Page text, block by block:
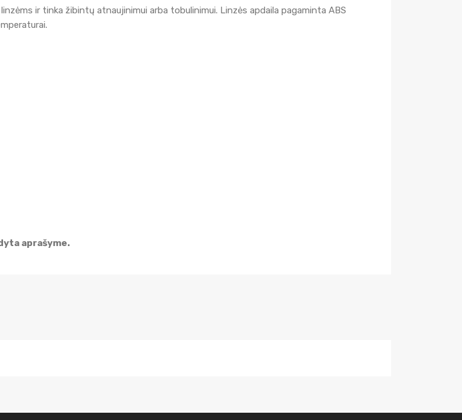
ir tinka žibintų atnaujinimui arba tobulinimui. Linzės apdaila pagaminta ABS
aprašyme.